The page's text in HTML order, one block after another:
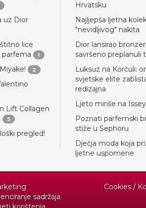
uz Dior
lice
1
2
Lift Collagen
5
pregled!
Hrvatsku
Najljepša ljetna
"nevidljivog" nakita
Dior lansirao
savršeno preplanuli
Luksuz na Korčuli:
svjetske elite
redizajna
Ljeto miriše na
Poznati parfemski
stiže u Sephoru
Dječja moda koja
ljetne uspomene
sadržaja
Cookies /